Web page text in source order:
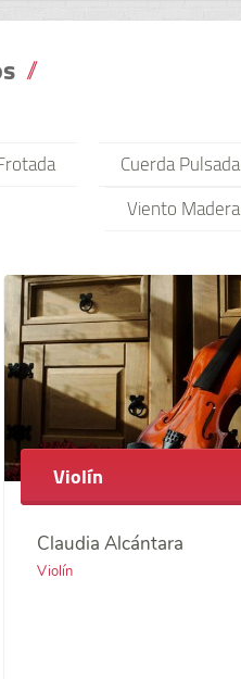
Cuerda Pulsada
Viento Madera
Violín
Claudia Alcántara
Violín